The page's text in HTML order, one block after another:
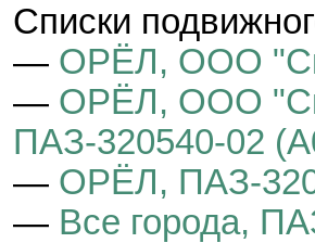
Cписки
— ОРЁЛ, ООО
— ОРЁЛ, ООО
ПАЗ-320540-02
— ОРЁЛ, ПАЗ-
— Все города,